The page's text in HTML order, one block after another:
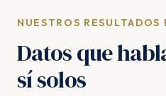
NUESTROS RESULTADOS
Datos que
sí solos